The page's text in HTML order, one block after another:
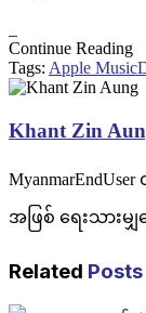
Continue Reading
Tags: Apple Music
Khant Zin
အဖြစ် ရေးသားမ
Related Posts